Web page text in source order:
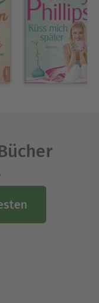
Herz verliert?
sinnliche
einer Prise